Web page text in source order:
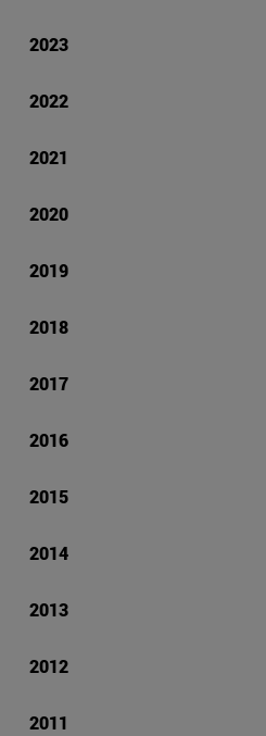
2023
2022
2021
2020
2019
2018
2017
2016
2015
2014
2013
2012
2011